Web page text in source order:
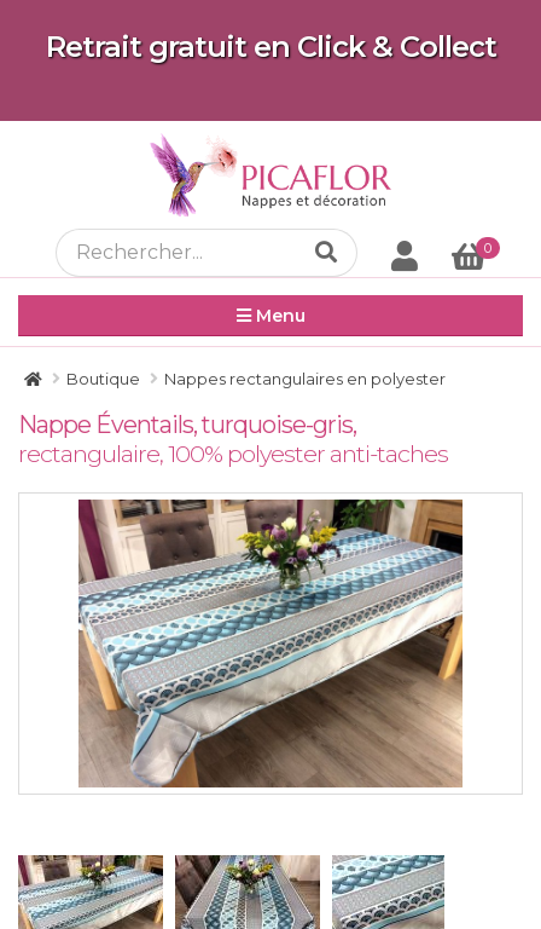
Retrait gratuit en Click & Collect
0
Menu
Boutique Nappes rectangulaires en polyester
Nappe Éventails, turquoise-gris,
rectangulaire, 100% polyester anti-taches